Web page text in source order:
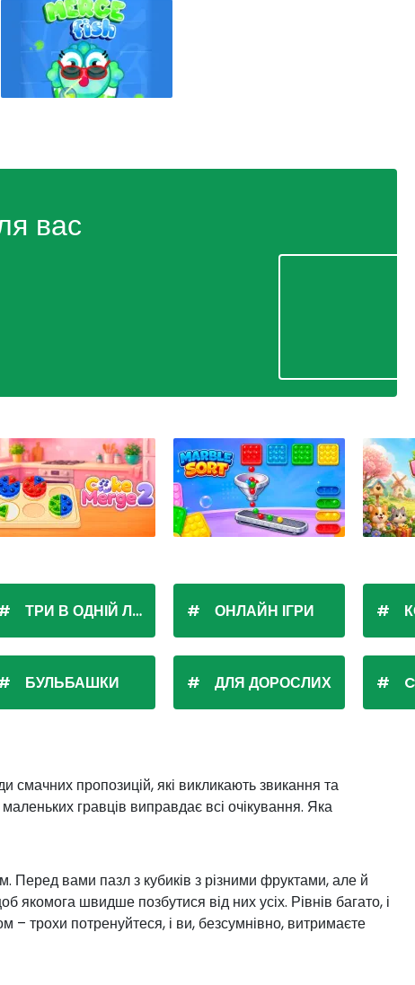
вас
ТРИ В ОДНІЙ ЛІНІЇ
БУЛЬБАШКИ
ОНЛАЙН ІГРИ
ДЛЯ ДОРОСЛИХ
пропозицій, які викликають звикання та
гравців виправдає всі очікування. Яка
Перед вами пазл з кубиків з різними фруктами, але й
швидше позбутися від них усіх. Рівнів багато, і
трохи потренуйтеся, і ви, безсумнівно, витримаєте